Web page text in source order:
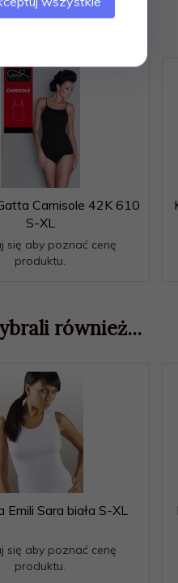
Camisole 42K 610
S-XL
się aby poznać cenę
produktu.
również...
Emili Sara biała S-XL
się aby poznać cenę
produktu.